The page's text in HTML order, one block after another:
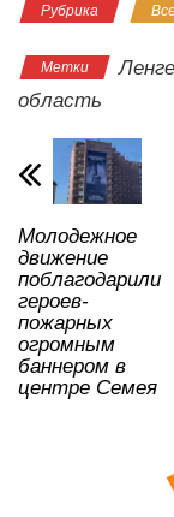
at
s
A
p
p
c
e
o
o
k
Рубрика
Метки
область
Молодежное
движение
поблагодарили
героев-
пожарных
огромным
баннером в
центре Семея